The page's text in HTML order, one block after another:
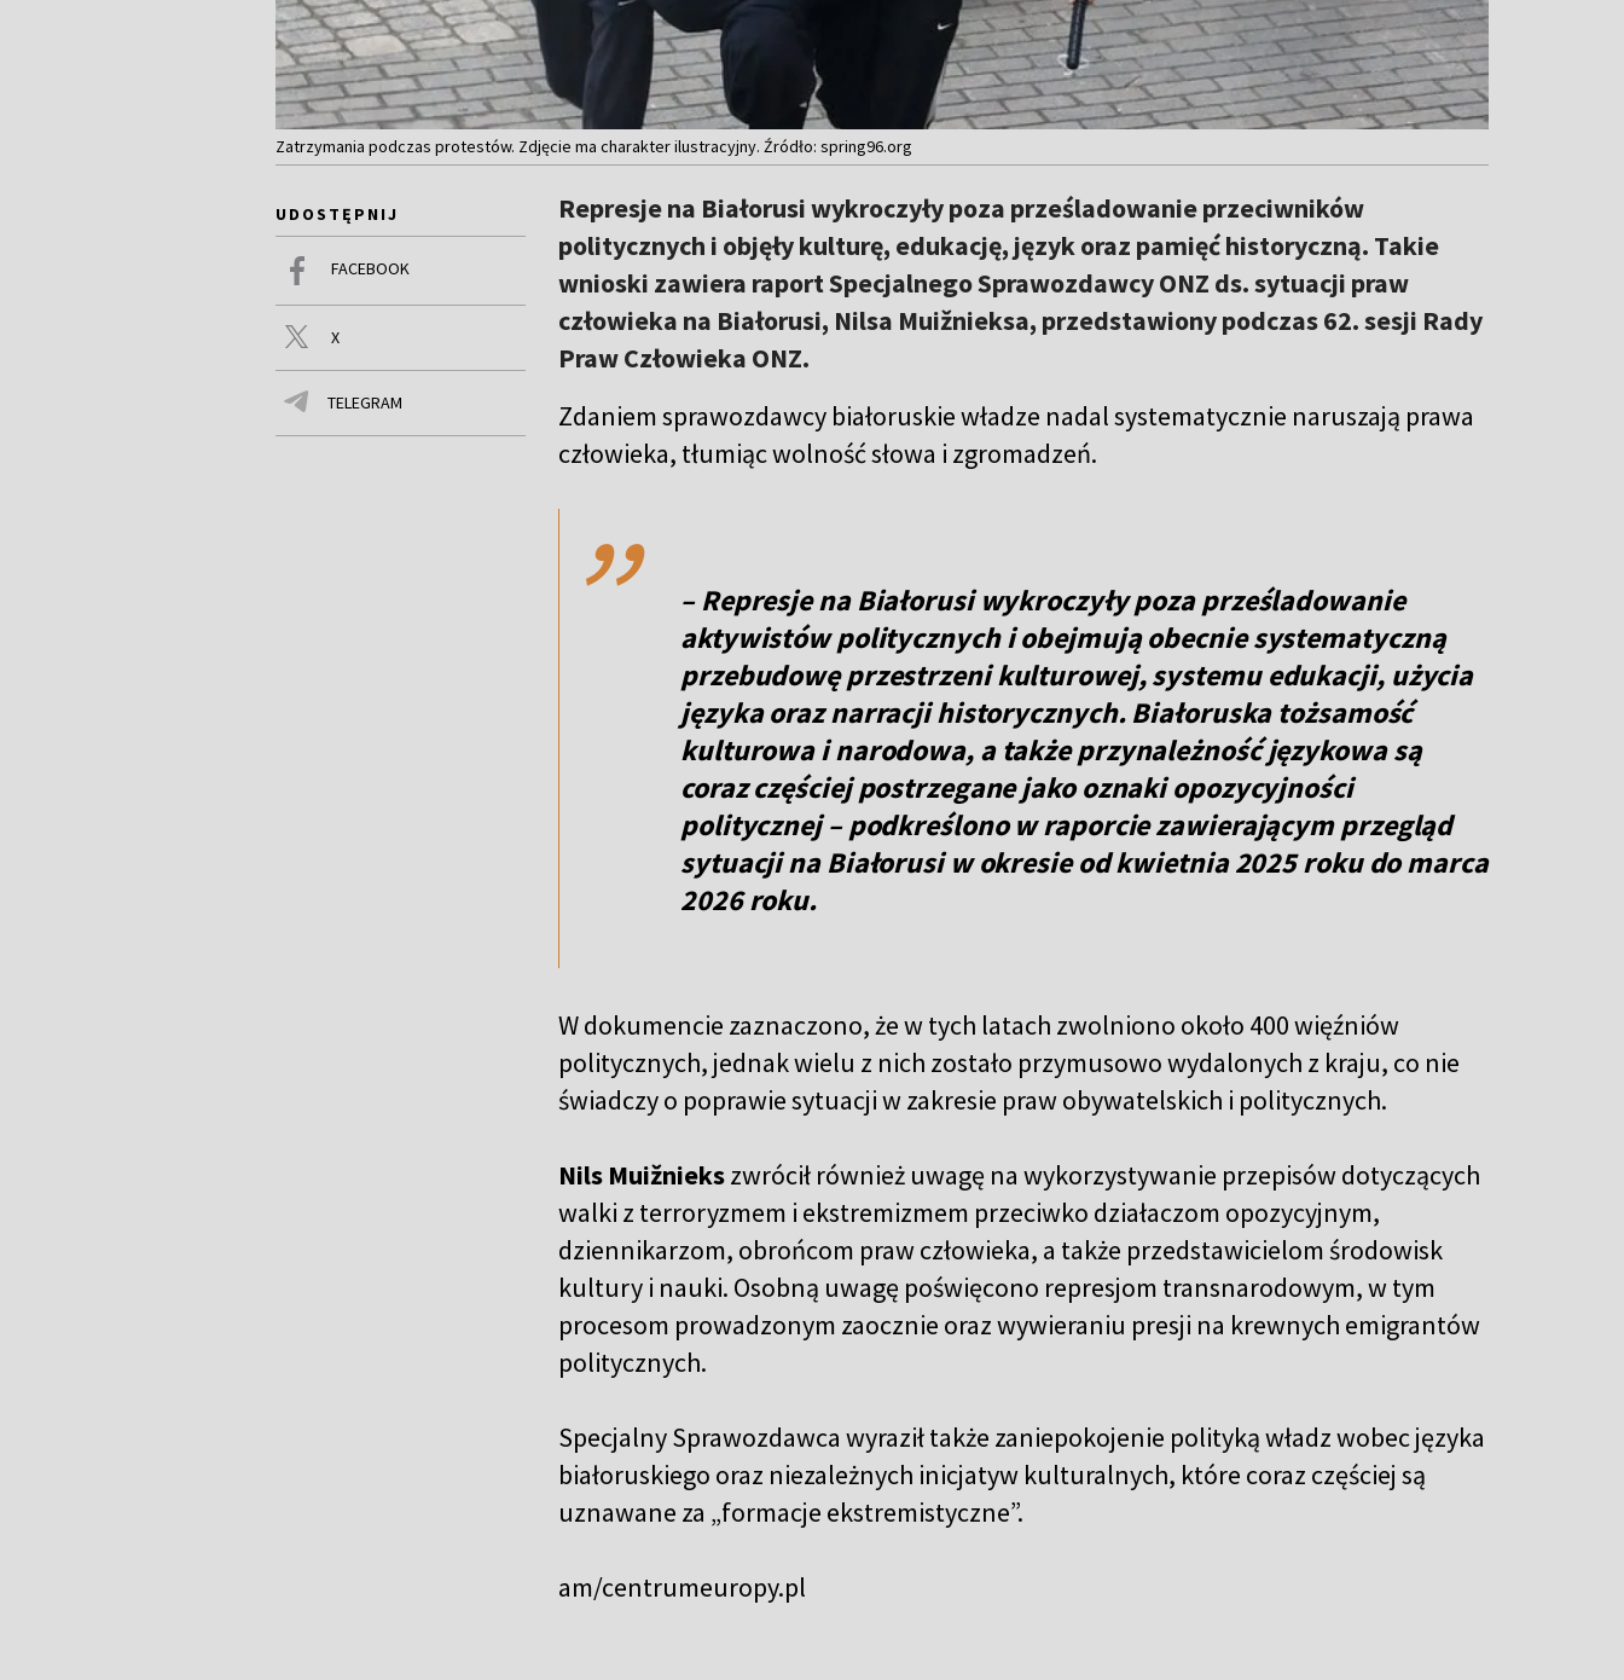
Zatrzymania podczas protestów. Zdjęcie ma charakter ilustracyjny. Źródło: spring96.org
UDOSTĘPNIJ
FACEBOOK
X
TELEGRAM
Represje na Białorusi wykroczyły poza prześladowanie przeciwników
politycznych i objęły kulturę, edukację, język oraz pamięć historyczną. Takie
wnioski zawiera raport Specjalnego Sprawozdawcy ONZ ds. sytuacji praw
człowieka na Białorusi, Nilsa Muižnieksa, przedstawiony podczas 62. sesji Rady
Praw Człowieka ONZ.
Zdaniem sprawozdawcy białoruskie władze nadal systematycznie naruszają prawa
człowieka, tłumiąc wolność słowa i zgromadzeń.
,,
– Represje na Białorusi wykroczyły poza prześladowanie
aktywistów politycznych i obejmują obecnie systematyczną
przebudowę przestrzeni kulturowej, systemu edukacji, użycia
języka oraz narracji historycznych. Białoruska tożsamość
kulturowa i narodowa, a także przynależność językowa są
coraz częściej postrzegane jako oznaki opozycyjności
politycznej – podkreślono w raporcie zawierającym przegląd
sytuacji na Białorusi w okresie od kwietnia 2025 roku do marca
2026 roku.
W dokumencie zaznaczono, że w tych latach zwolniono około 400 więźniów
politycznych, jednak wielu z nich zostało przymusowo wydalonych z kraju, co nie
świadczy o poprawie sytuacji w zakresie praw obywatelskich i politycznych.
Nils Muižniekszwrócił również uwagę na wykorzystywanie przepisów dotyczących
walki z terroryzmem i ekstremizmem przeciwko działaczom opozycyjnym,
dziennikarzom, obrońcom praw człowieka, a także przedstawicielom środowisk
kultury i nauki. Osobną uwagę poświęcono represjom transnarodowym, w tym
procesom prowadzonym zaocznie oraz wywieraniu presji na krewnych emigrantów
politycznych.
Specjalny Sprawozdawca wyraził także zaniepokojenie polityką władz wobec języka
białoruskiego oraz niezależnych inicjatyw kulturalnych, które coraz częściej są
uznawane za „formacje ekstremistyczne”.
am/centrumeuropy.pl